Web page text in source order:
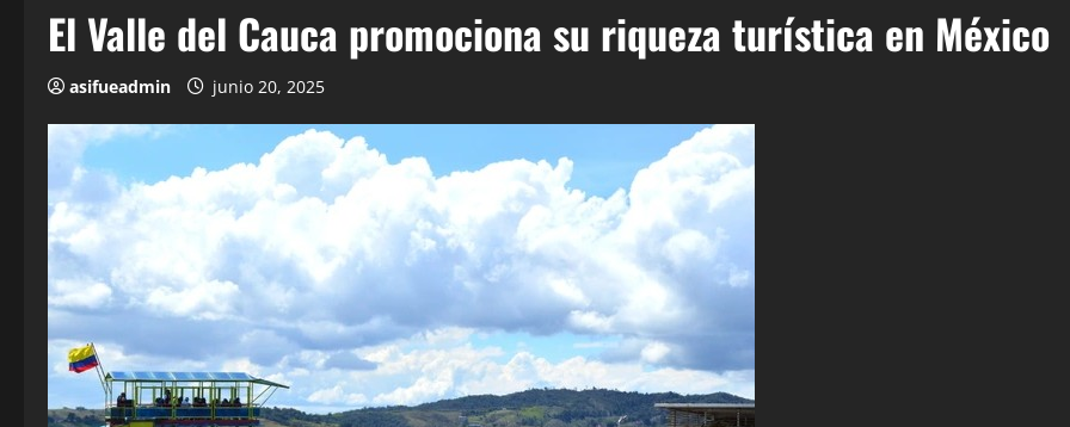
El Valle del Cauca promociona su riqueza turística en México
asifueadmin junio 20, 2025